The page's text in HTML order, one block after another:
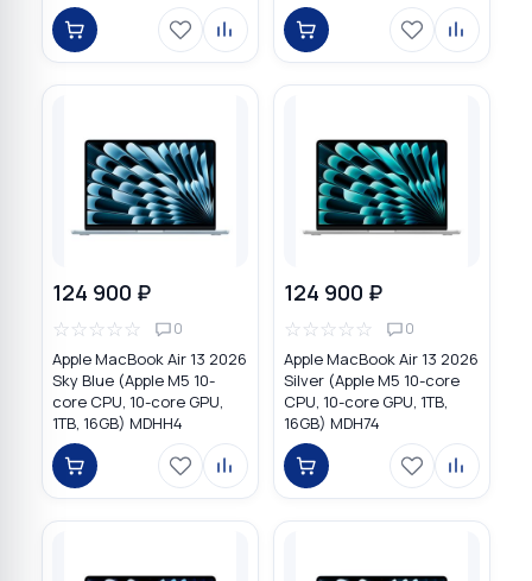
124 900 ₽
☆☆☆☆☆ 0
Apple MacBook Air 13 2026
Sky Blue (Apple M5 10-
core CPU, 10-core GPU,
1TB, 16GB) MDHH4
124 900 ₽
☆☆☆☆☆ 0
Apple MacBook Air 13 2026
Silver (Apple M5 10-core
CPU, 10-core GPU, 1TB,
16GB) MDH74